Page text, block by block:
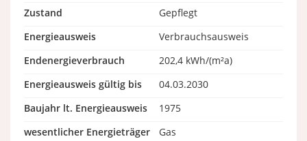
Zustand
Gepflegt
Energieausweis
Verbrauchsausweis
Endenergieverbrauch
202,4 kWh/(m²a)
Energieausweis gültig bis
04.03.2030
Baujahr lt. Energieausweis
1975
wesentlicher Energieträger
Gas